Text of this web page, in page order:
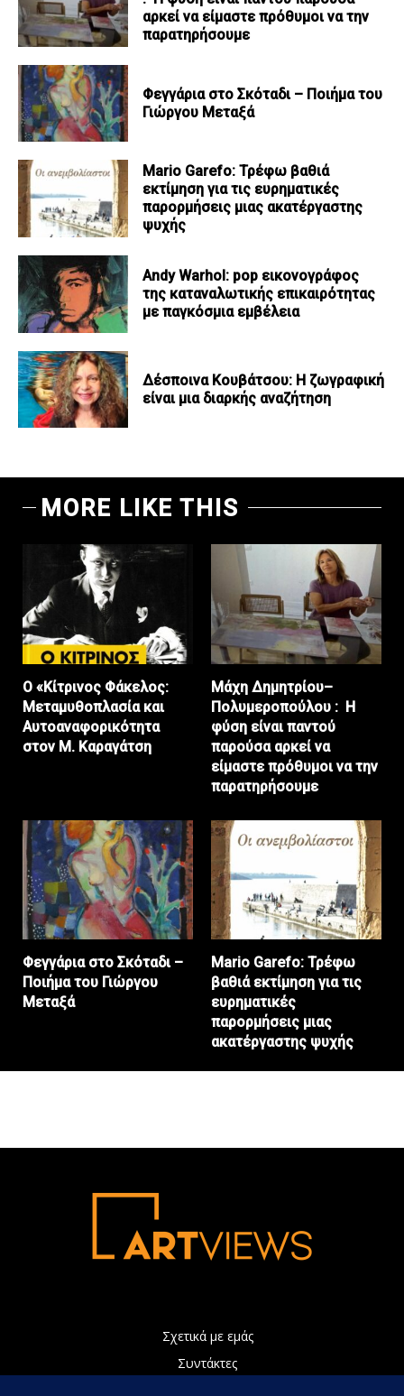
αρκεί να είμαστε πρόθυμοι να την
παρατηρήσουμε
Φεγγάρια στο Σκόταδι – Ποιήμα του
Γιώργου Μεταξά
Mario Garefo: Τρέφω βαθιά
εκτίμηση για τις ευρηματικές
παρορμήσεις μιας ακατέργαστης
ψυχής
Andy Warhol: pop εικονογράφος
της καταναλωτικής επικαιρότητας
με παγκόσμια εμβέλεια
Δέσποινα Κουβάτσου: Η ζωγραφική
είναι μια διαρκής αναζήτηση
MORE LIKE THIS
Ο «Κίτρινος Φάκελος:
Μεταμυθοπλασία και
Αυτοαναφορικότητα
στον Μ. Καραγάτση
Μάχη Δημητρίου–
Πολυμεροπούλου : Η
φύση είναι παντού
παρούσα αρκεί να
είμαστε πρόθυμοι να την
παρατηρήσουμε
Φεγγάρια στο Σκόταδι –
Ποιήμα του Γιώργου
Μεταξά
Mario Garefo: Τρέφω
βαθιά εκτίμηση για τις
ευρηματικές
παρορμήσεις μιας
ακατέργαστης ψυχής
Σχετικά με εμάς
Συντάκτες